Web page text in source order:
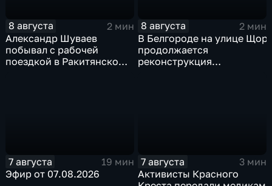
8 августа
2 мин
Александр Шуваев
побывал с рабочей
поездкой в Ракитянском
8 августа
2 мин
В Белгороде на улице
продолжается
реконструкция
7 августа
19 мин
Эфир от 07.08.2026
7 августа
3 мин
Активисты Красного